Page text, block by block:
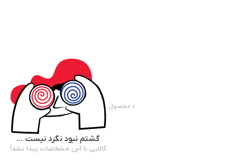
۰ محصول
گشتم نبود نگرد نیست ...
کالایی با این مشخصات پیدا نشد!